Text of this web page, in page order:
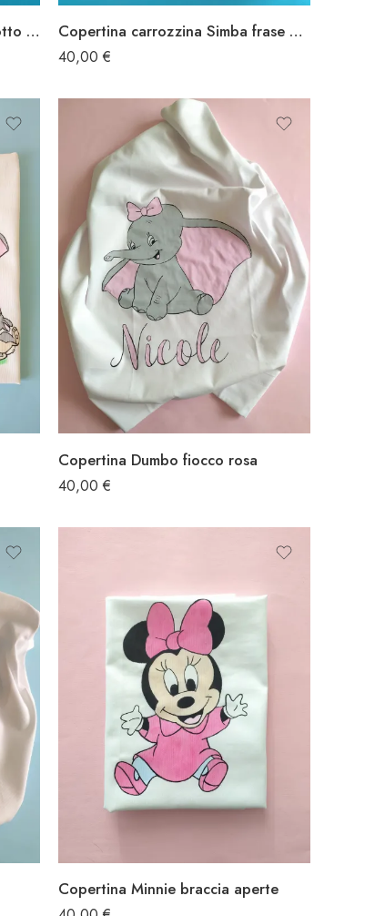
Copertina carrozzina orsacchiotto toy Copertina carrozzina Simba frase gioia e dolore
40,00€
Copertina Dumbo fiocco rosa
40,00€
Copertina Minnie braccia aperte